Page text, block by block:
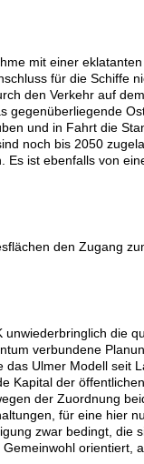
mit einer
für die Schiffe
den Verkehr auf
gegenüberliegende
und in Fahrt die
noch bis 2050
ist ebenfalls von
den Zugang
die
verbundene
Ulmer Modell seit
Kapital der
der Zuordnung
für eine hier
zwar bedingt, die
orientiert,